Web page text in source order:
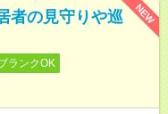
NEW
者の見守りや巡
ランクOK